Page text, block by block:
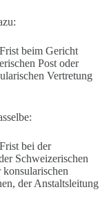
beim Gericht
Post oder
Vertretung
bei der
Schweizerischen
konsularischen
der Anstaltsleitung